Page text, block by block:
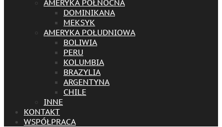
AMERYKA PÓŁNOCNA
DOMINIKANA
MEKSYK
AMERYKA POŁUDNIOWA
BOLIWIA
PERU
KOLUMBIA
BRAZYLIA
ARGENTYNA
CHILE
INNE
KONTAKT
WSPÓŁPRACA